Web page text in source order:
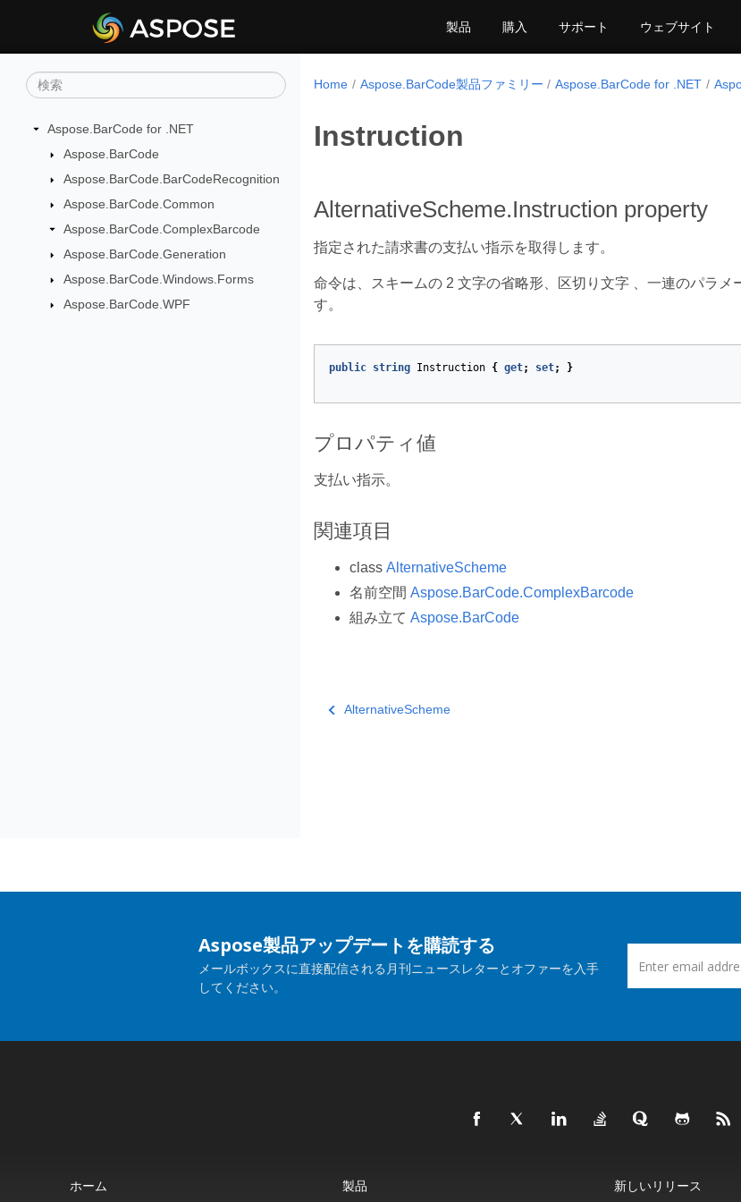
製品 購入 サポート ウェブサイト
Aspose.BarCode for .NET
Aspose.BarCode
Aspose.BarCode.BarCodeRecognition
Aspose.BarCode.Common
Aspose.BarCode.ComplexBarcode
Aspose.BarCode.Generation
Aspose.BarCode.Windows.Forms
Aspose.BarCode.WPF
Home Aspose.BarCode製品ファミリー Aspose.BarCode for .NET
Instruction
AlternativeScheme.Instruction property
指定された請求書の支払い指示を取得します。
命令は、スキームの 2 文字の省略形、区切り文字 、一連のパラ
す。
public string Instruction { get; set; }
プロパティ値
支払い指示。
関連項目
class AlternativeScheme
名前空間 Aspose.BarCode.ComplexBarcode
組み立て Aspose.BarCode
AlternativeScheme
Aspose製品アップデートを購読する
メールボックスに直接配信される月刊ニュースレターとオファーを入手
してください。
ホーム 製品 新しいリリース